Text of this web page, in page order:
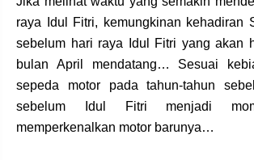
raya Idul Fitri, kemungkinan kehadiran
sebelum hari raya Idul Fitri yang akan
bulan April mendatang… Sesuai
sepeda motor pada tahun-tahun
sebelum Idul Fitri menjadi
memperkenalkan motor barunya…